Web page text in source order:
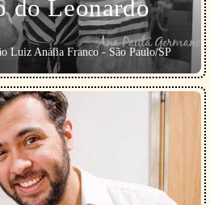
do Leonardo
Luiz Anália Franco - São Paulo/SP